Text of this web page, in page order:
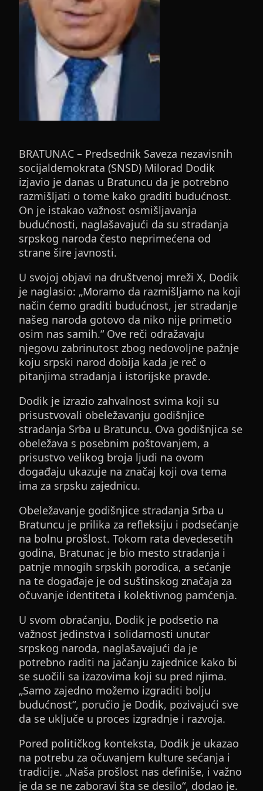
BRATUNAC – Predsednik Saveza nezavisnih
socijaldemokrata (SNSD) Milorad Dodik
izjavio je danas u Bratuncu da je potrebno
razmišljati o tome kako graditi budućnost.
On je istakao važnost osmišljavanja
budućnosti, naglašavajući da su stradanja
srpskog naroda često neprimećena od
strane šire javnosti.
U svojoj objavi na društvenoj mreži X, Dodik
je naglasio: „Moramo da razmišljamo na koji
način ćemo graditi budućnost, jer stradanje
našeg naroda gotovo da niko nije primetio
osim nas samih.“ Ove reči odražavaju
njegovu zabrinutost zbog nedovoljne pažnje
koju srpski narod dobija kada je reč o
pitanjima stradanja i istorijske pravde.
Dodik je izrazio zahvalnost svima koji su
prisustvovali obeležavanju godišnjice
stradanja Srba u Bratuncu. Ova godišnjica se
obeležava s posebnim poštovanjem, a
prisustvo velikog broja ljudi na ovom
događaju ukazuje na značaj koji ova tema
ima za srpsku zajednicu.
Obeležavanje godišnjice stradanja Srba u
Bratuncu je prilika za refleksiju i podsećanje
na bolnu prošlost. Tokom rata devedesetih
godina, Bratunac je bio mesto stradanja i
patnje mnogih srpskih porodica, a sećanje
na te događaje je od suštinskog značaja za
očuvanje identiteta i kolektivnog pamćenja.
U svom obraćanju, Dodik je podsetio na
važnost jedinstva i solidarnosti unutar
srpskog naroda, naglašavajući da je
potrebno raditi na jačanju zajednice kako bi
se suočili sa izazovima koji su pred njima.
„Samo zajedno možemo izgraditi bolju
budućnost“, poručio je Dodik, pozivajući sve
da se uključe u proces izgradnje i razvoja.
Pored političkog konteksta, Dodik je ukazao
na potrebu za očuvanjem kulture sećanja i
tradicije. „Naša prošlost nas definiše, i važno
je da se ne zaboravi šta se desilo“, dodao je.